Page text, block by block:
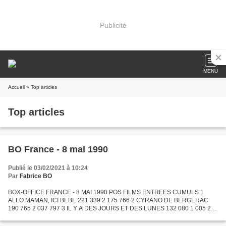
Publicité
MENU
Accueil » Top articles
Top articles
BO France - 8 mai 1990
Publié le 03/02/2021 à 10:24
Par Fabrice BO
BOX-OFFICE FRANCE - 8 MAI 1990 POS FILMS ENTREES CUMULS 1
ALLO MAMAN, ICI BEBE 221 339 2 175 766 2 CYRANO DE BERGERAC
190 765 2 037 797 3 IL Y A DES JOURS ET DES LUNES 132 080 1 005 283
DISPARUS...